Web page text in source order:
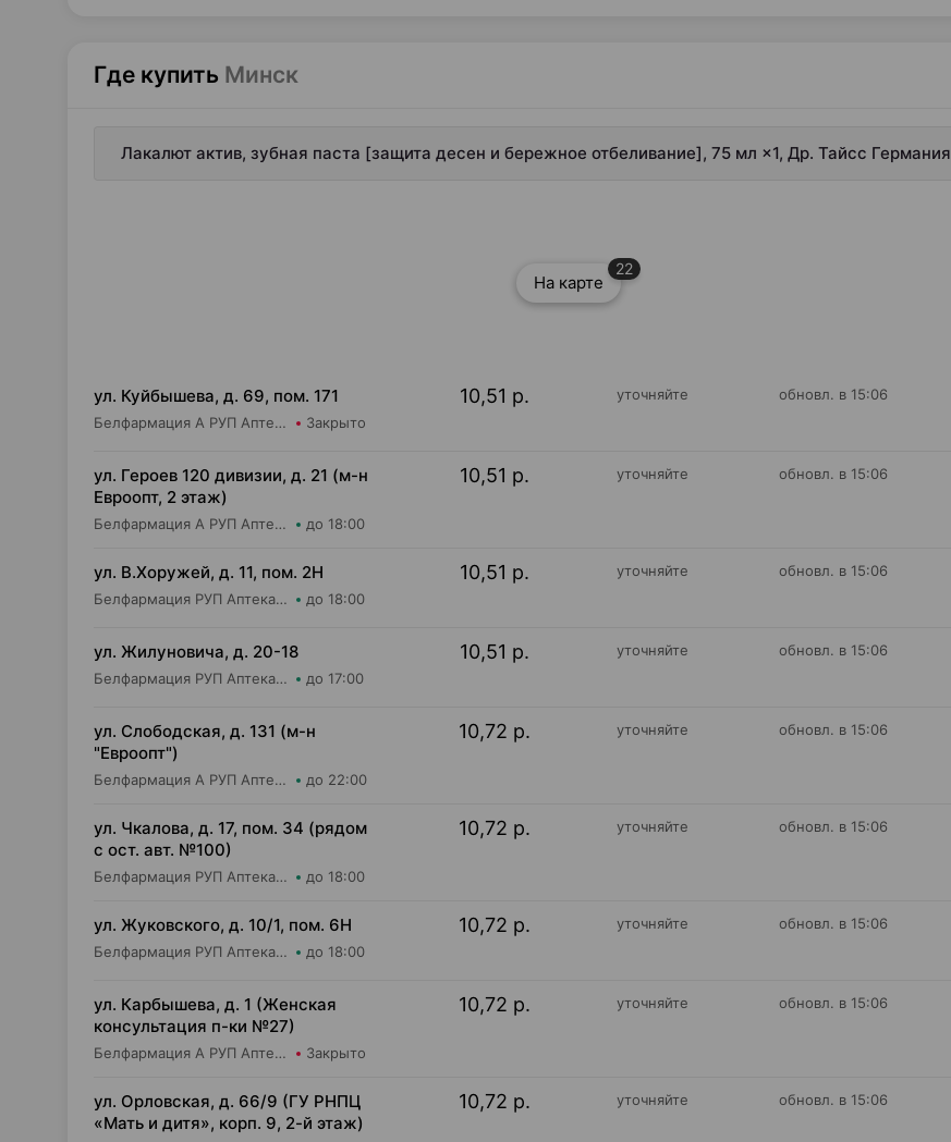
Где купить Минск
Лакалют актив, зубная паста [защита десен и бережное отбеливание], 75 мл ×1, Др. Тайсс Германия
На карте
22
ул. Куйбышева, д. 69, пом. 171
Белфармация А РУП Аптека №9 Закрыто
10,51 р. уточняйте обновл. в 15:06
ул. Героев 120 дивизии, д. 21 (м-н
Евроопт, 2 этаж)
Белфармация А РУП Аптека №112 до 18:00
10,51 р. уточняйте обновл. в 15:06
ул. В.Хоружей, д. 11, пом. 2Н
Белфармация РУП Аптека №9 до 18:00
10,51 р. уточняйте обновл. в 15:06
ул. Жилуновича, д. 20-18
Белфармация РУП Аптека №21 до 17:00
10,51 р. уточняйте обновл. в 15:06
ул. Слободская, д. 131 (м-н
"Евроопт")
Белфармация А РУП Аптека №113 до 22:00
10,72 р. уточняйте обновл. в 15:06
ул. Чкалова, д. 17, пом. 34 (рядом
с ост. авт. №100)
Белфармация РУП Аптека №8 до 18:00
10,72 р. уточняйте обновл. в 15:06
ул. Жуковского, д. 10/1, пом. 6Н
Белфармация РУП Аптека №97 до 18:00
10,72 р. уточняйте обновл. в 15:06
ул. Карбышева, д. 1 (Женская
консультация п-ки №27)
Белфармация А РУП Аптека №55 Закрыто
10,72 р. уточняйте обновл. в 15:06
ул. Орловская, д. 66/9 (ГУ РНПЦ
«Мать и дитя», корп. 9, 2-й этаж)
10,72 р. уточняйте обновл. в 15:06